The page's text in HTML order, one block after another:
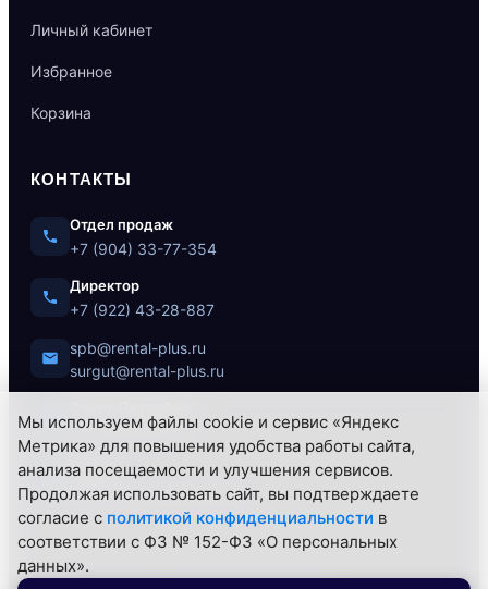
Личный кабинет
Избранное
Корзина
КОНТАКТЫ
Отдел продаж
+7 (904) 33-77-354
Директор
+7 (922) 43-28-887
spb@rental-plus.ru
surgut@rental-plus.ru
ул. Литовская, 10
Сургут
Нефтеюганское ш., 62/1
© 2026 РЕНТАЛ+ — Все права защищены.
Мы используем файлы cookie и сервис «Яндекс
Метрика» для повышения удобства работы сайта,
анализа посещаемости и улучшения сервисов.
Продолжая использовать сайт, вы подтверждаете
согласие с политикой конфиденциальности в
соответствии с ФЗ № 152-ФЗ «О персональных
данных».